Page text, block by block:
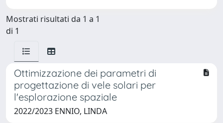
Mostrati risultati da 1 a 1
di 1
Ottimizzazione dei parametri di
progettazione di vele solari per
l'esplorazione spaziale
2022/2023 ENNIO, LINDA